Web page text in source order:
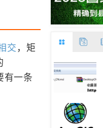
交 ，矩
有一条